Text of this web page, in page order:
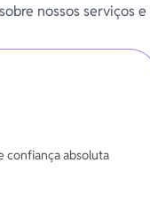
nossos serviços
confiança absoluta